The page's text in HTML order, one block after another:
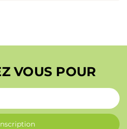
VOUS POUR